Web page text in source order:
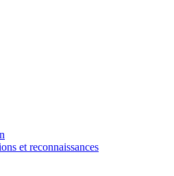
et reconnaissances